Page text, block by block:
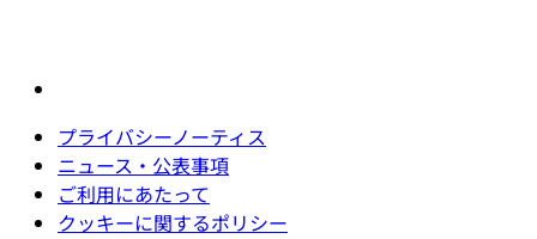
プライバシーノーティス
ニュース・公表事項
ご利用にあたって
クッキーに関するポリシー